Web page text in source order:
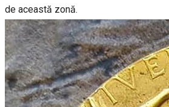
de această zonă.